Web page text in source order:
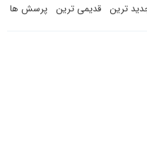
ترین قدیمی ترین پرسش ها